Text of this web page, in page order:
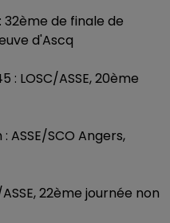
32ème de finale de
d'Ascq
: LOSC/ASSE, 20ème
ASSE/SCO Angers,
22ème journée non